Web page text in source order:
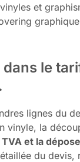
et
le
lignes du
vinyle, la
et la
du devis,